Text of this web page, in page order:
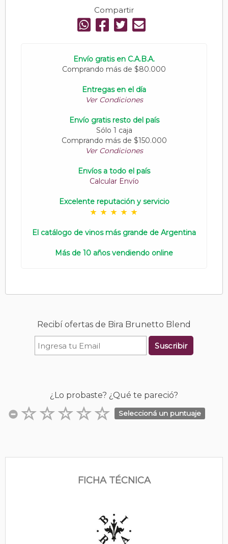
Compartir
Envío gratis en C.A.B.A.
Comprando más de $80.000
Entregas en el día
Ver Condiciones
Envío gratis resto del país
Sólo 1 caja
Comprando más de $150.000
Ver Condiciones
Envíos a todo el país
Calcular Envío
Excelente reputación y servicio
El catálogo de vinos más grande de Argentina
Más de 10 años vendiendo online
Recibí ofertas de Bira Brunetto Blend
Suscribir
¿Lo probaste? ¿Qué te pareció?
Seleccioná un puntuaje
FICHA TÉCNICA